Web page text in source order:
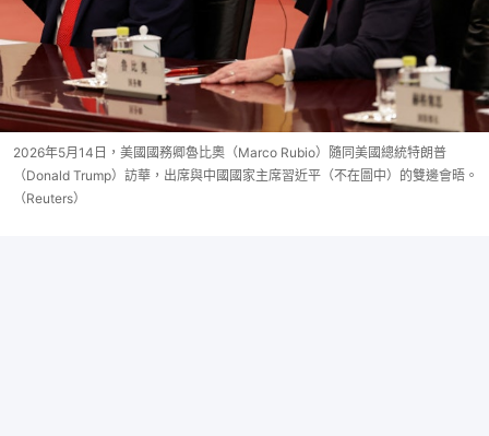
2026年5月14日，美國國務卿魯比奧（Marco Rubio）隨同美國總統特朗普
（Donald Trump）訪華，出席與中國國家主席習近平（不在圖中）的雙邊會晤。
（Reuters）